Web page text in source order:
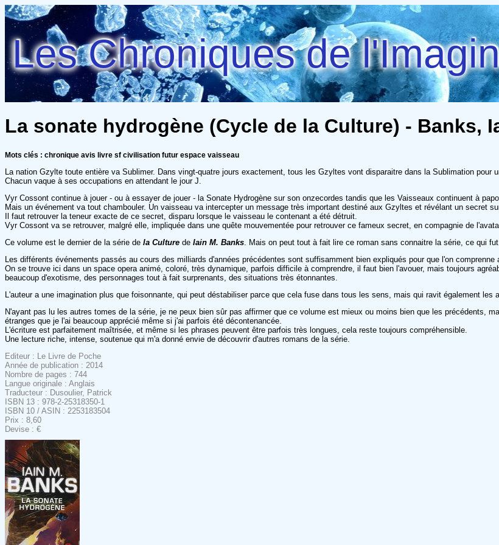
Les Chroniques de
La sonate hydrogène (Cycle de la Culture) - Banks,
Mots clés : chronique avis livre sf civilisation futur espace vaisseau
La nation Gzylte toute entière va Sublimer. Dans vingt-quatre jours exactement, tous les Gzyltes vont disparaitre dans la Sublimation pour
Chacun vaque à ses occupations en attendant le jour J.
Vyr Cossont continue à jouer - ou à essayer de jouer - la Sonate Hydrogène sur son onzecordes tandis que les Vaisseaux continuent à
Mais un événement va tout chambouler. Un vaisseau va intercepter un message très important destiné aux Gzyltes et révélant un secret
Il faut retrouver la teneur exacte de ce secret, disparu lorsque le vaisseau le contenant a été détruit.
Vyr Cossont va se retrouver, malgré elle, impliquée dans une quête mouvementée pour retrouver ce fameux secret, en compagnie de
Ce volume est le dernier de la série de la Culture de Iain M. Banks . Mais on peut tout à fait lire ce roman sans connaitre la série, ce qui fut
Les différents événements passés au cours des milliards d'années précédentes sont suffisamment bien expliqués pour que l'on
On se trouve ici dans un space opera animé, coloré, très dynamique, parfois difficile à comprendre, il faut bien l'avouer, mais toujours
beaucoup d'exotisme, des personnages tout à fait surprenants, des situations très étonnantes.
L'auteur a une imagination plus que foisonnante, qui peut déstabiliser parce que cela fuse dans tous les sens, mais qui ravit également les
N'ayant pas lu les autres tomes de la série, je ne peux bien sûr pas affirmer que ce volume est mieux ou moins bien que les précédents,
étranges que je l'ai beaucoup apprécié même si j'ai parfois été décontenancée.
L'écriture est parfaitement maîtrisée, et même si les phrases peuvent être parfois très longues, cela reste toujours compréhensible.
Une lecture riche, intense, soutenue qui m'a donné envie de découvrir d'autres romans de la série.
Editeur : Le Livre de Poche
Année de publication : 2014
Nombre de pages : 744
Langue originale : Anglais
Traducteur : Dusoulier, Patrick
ISBN 13 : 978-2-25318350-1
ISBN 10 / ASIN : 2253183504
Prix : 8,60
Devise : €